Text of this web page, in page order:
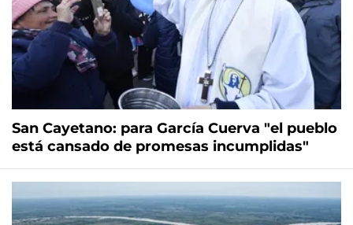
San Cayetano: para García Cuerva "el pueblo
está cansado de promesas incumplidas"